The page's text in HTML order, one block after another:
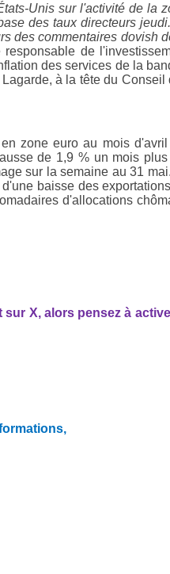
Unis sur l'activité de la
des taux directeurs
des commentaires dovish
de
des services de la
à la tête du Conseil
zone euro au mois d'avril
de 1,9 % un mois plus
sur la semaine au 31
baisse des
d'allocations
X, alors pensez à